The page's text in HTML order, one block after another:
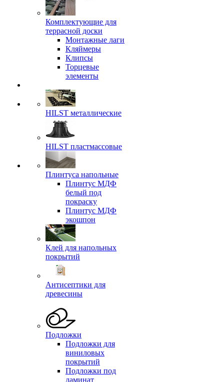
Комплектующие для
террасной доски
Монтажные лаги
Кляймеры
Клипсы
Торцевые
элементы
HILST металлические
HILST пластмассовые
Плинтуса напольные
Плинтус МДФ
белый под
покраску
Плинтус МДФ
экошпон
Клей для напольных
покрытий
Антисептики для
древесины
Подложки
Подложки для
виниловых
покрытий
Подложки под
ламинат